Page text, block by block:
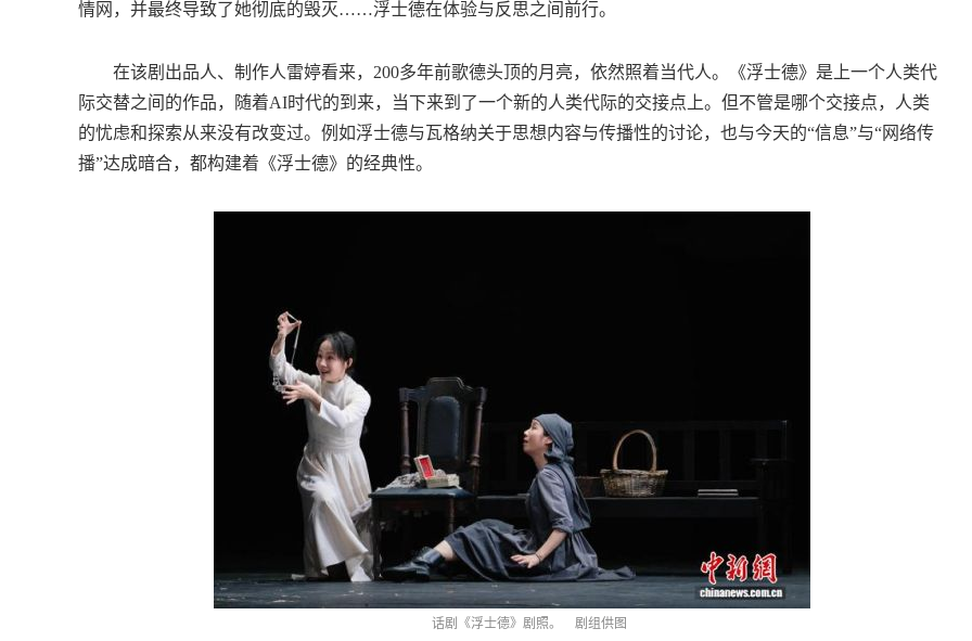
情网，并最终导致了她彻底的毁灭……浮士德在体验与反思之间前行。
在该剧出品人、制作人雷婷看来，200多年前歌德头顶的月亮，依然照着当代人。《浮士德》是上一个人类代
际交替之间的作品，随着AI时代的到来，当下来到了一个新的人类代际的交接点上。但不管是哪个交接点，人类
的忧虑和探索从来没有改变过。例如浮士德与瓦格纳关于思想内容与传播性的讨论，也与今天的“信息”与“网络传
播”达成暗合，都构建着《浮士德》的经典性。
话剧《浮士德》剧照。 剧组供图